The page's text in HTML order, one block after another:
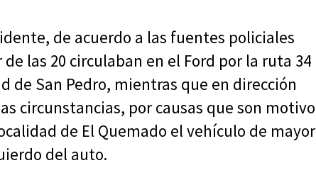
de acuerdo a las fuentes policiales
las 20 circulaban en el Ford por la ruta 34
de San Pedro, mientras que en dirección
circunstancias, por causas que son motivo
de El Quemado el vehículo de mayor
del auto.